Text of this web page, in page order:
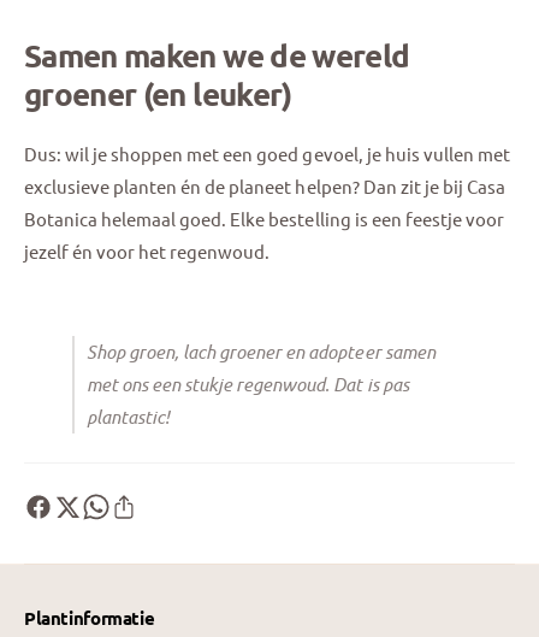
Samen maken we de wereld
groener (en leuker)
Dus: wil je shoppen met een goed gevoel, je huis vullen met
exclusieve planten én de planeet helpen? Dan zit je bij Casa
Botanica helemaal goed. Elke bestelling is een feestje voor
jezelf én voor het regenwoud.
Shop groen, lach groener en adopteer samen
met ons een stukje regenwoud. Dat is pas
plantastic!
Plantinformatie